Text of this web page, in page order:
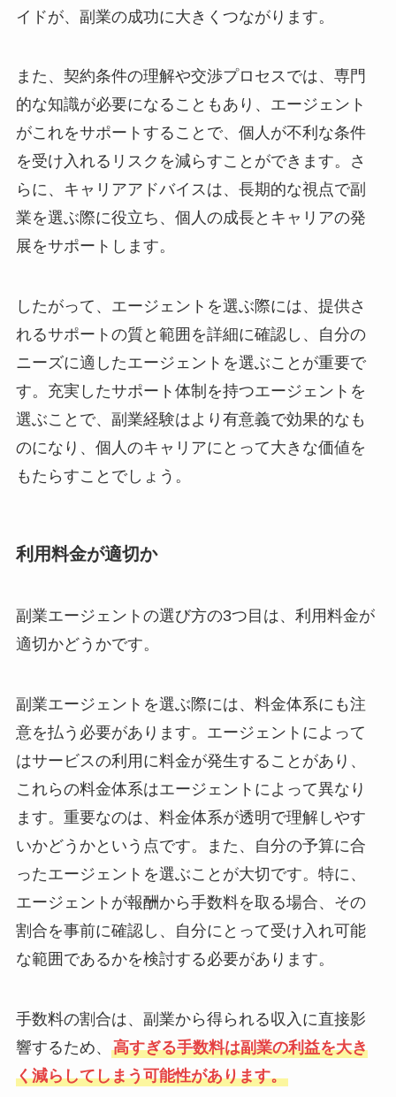
イドが、副業の成功に大きくつながります。
また、契約条件の理解や交渉プロセスでは、専門
的な知識が必要になることもあり、エージェント
がこれをサポートすることで、個人が不利な条件
を受け入れるリスクを減らすことができます。さ
らに、キャリアアドバイスは、長期的な視点で副
業を選ぶ際に役立ち、個人の成長とキャリアの発
展をサポートします。
したがって、エージェントを選ぶ際には、提供さ
れるサポートの質と範囲を詳細に確認し、自分の
ニーズに適したエージェントを選ぶことが重要で
す。充実したサポート体制を持つエージェントを
選ぶことで、副業経験はより有意義で効果的なも
のになり、個人のキャリアにとって大きな価値を
もたらすことでしょう。
利用料金が適切か
副業エージェントの選び方の3つ目は、利用料金が
適切かどうかです。
副業エージェントを選ぶ際には、料金体系にも注
意を払う必要があります。エージェントによって
はサービスの利用に料金が発生することがあり、
これらの料金体系はエージェントによって異なり
ます。重要なのは、料金体系が透明で理解しやす
いかどうかという点です。また、自分の予算に合
ったエージェントを選ぶことが大切です。特に、
エージェントが報酬から手数料を取る場合、その
割合を事前に確認し、自分にとって受け入れ可能
な範囲であるかを検討する必要があります。
手数料の割合は、副業から得られる収入に直接影
響するため、 高すぎる手数料は副業の利益を大き
く減らしてしまう可能性があります。